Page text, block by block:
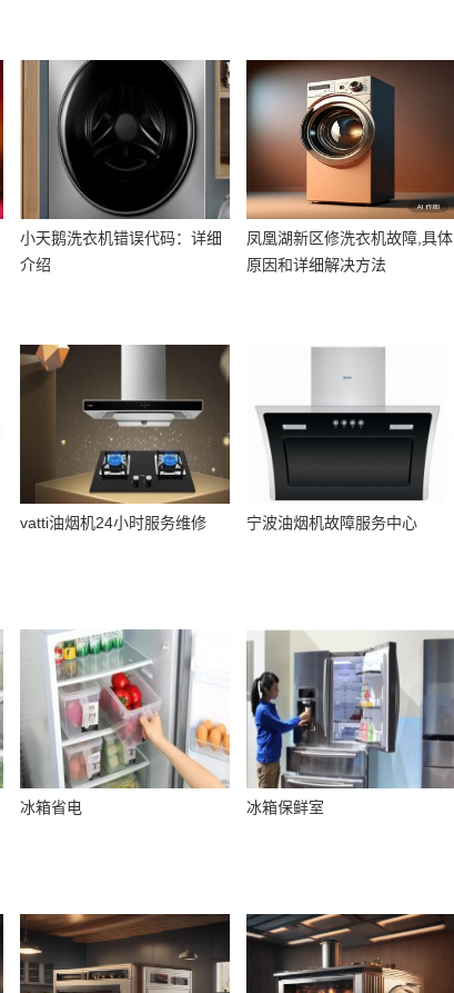
小天鹅洗衣机错误代码：详细
介绍
凤凰湖新区修洗衣机故障,具体
原因和详细解决方法
vatti油烟机24小时服务维修 宁波油烟机故障服务中心
冰箱省电 冰箱保鲜室